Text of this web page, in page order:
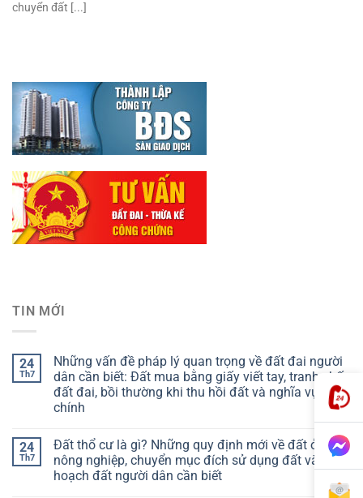
chuyển đất [...]
TIN MỚI
24
Th7
Những vấn đề pháp lý quan trọng về đất đai người
dân cần biết: Đất mua bằng giấy viết tay, tranh chấp
đất đai, bồi thường khi thu hồi đất và nghĩa vụ tài
chính
24
Th7
Đất thổ cư là gì? Những quy định mới về đất ở, đất
nông nghiệp, chuyển mục đích sử dụng đất và quy
hoạch đất người dân cần biết